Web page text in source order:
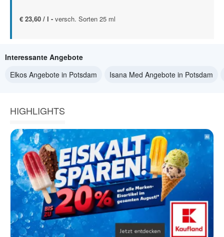
€ 23,60 / l - versch. Sorten 25 ml
Interessante Angebote
Elkos Angebote in Potsdam
Isana Med Angebote in Potsdam
HIGHLIGHTS